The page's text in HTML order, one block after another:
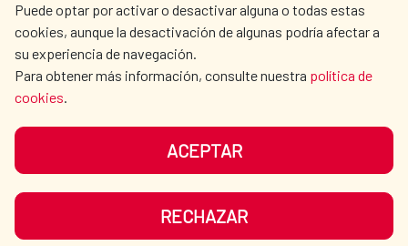
Puede optar por activar o desactivar alguna o todas estas
cookies, aunque la desactivación de algunas podría afectar a
su experiencia de navegación.
Para obtener más información, consulte nuestra política de
cookies.
ACEPTAR
RECHAZAR
OUR SOCIAL MEDIA
DATA PROTECTION
COOKIE POLICY
BROWSING GUIDE
SITEMAP